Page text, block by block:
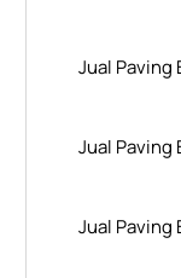
Jual Paving
Jual Paving
Jual Paving